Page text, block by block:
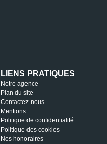
LIENS PRATIQUES
Notre agence
Plan du site
Contactez-nous
Mentions
Politique de confidentialité
Politique des cookies
Nos honoraires